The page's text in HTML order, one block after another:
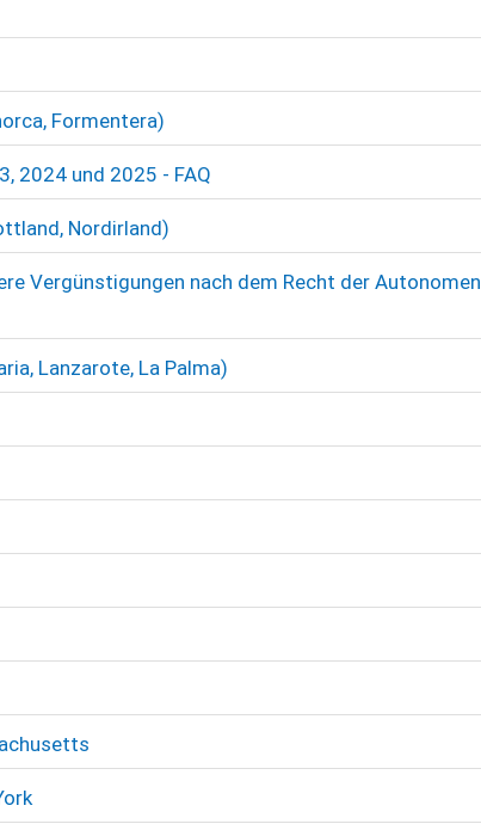
Formentera)
2024 und 2025 - FAQ
Nordirland)
Vergünstigungen nach dem Recht der Autonomen
Lanzarote, La Palma)